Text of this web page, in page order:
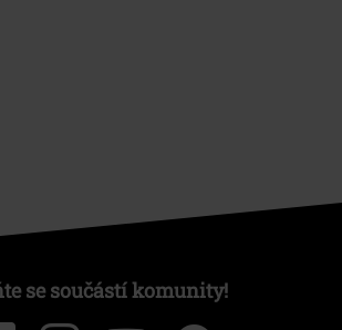
se součástí komunity!